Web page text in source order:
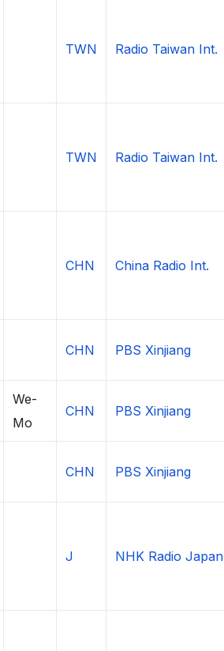
TWN Radio Taiwan Int.
TWN Radio Taiwan Int.
CHN China Radio Int.
CHN PBS Xinjiang
We-
Mo
CHN PBS Xinjiang
CHN PBS Xinjiang
J NHK Radio Japan